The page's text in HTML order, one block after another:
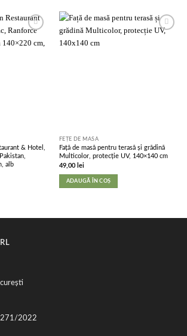
wishlist
& Hotel,
alb
FEȚE DE MASĂ
Față de masă pentru terasă și grădină
Multicolor, protecție UV, 140×140 cm
49,00 lei
ADAUGĂ ÎN COȘ
2022